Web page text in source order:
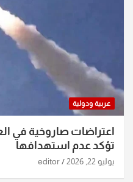
عربية ودولية
اعتراضات صاروخية في
تؤكد عدم استهدافها
يوليو 22, 2026 editor